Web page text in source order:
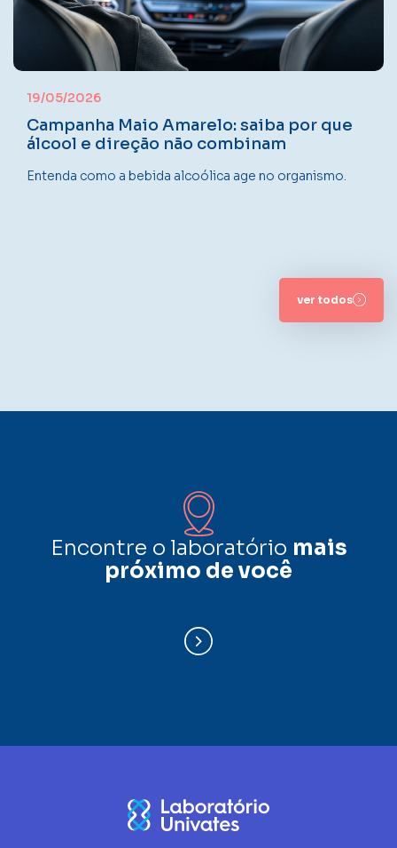
19/05/2026
Campanha Maio Amarelo: saiba por que
álcool e direção não combinam
Entenda como a bebida alcoólica age no organismo.
ver todos
Encontre o laboratório mais
próximo de você